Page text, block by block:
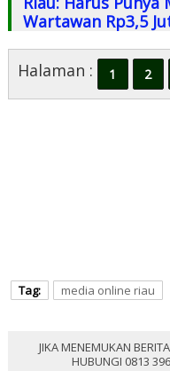
Wartawan Rp3,5
Halaman : 1 2
Tag: media online riau
JIKA MENEMUKAN
HUBUNGI 0813